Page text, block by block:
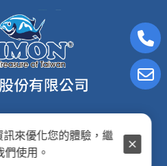
來優化您的體驗，繼
們使用。